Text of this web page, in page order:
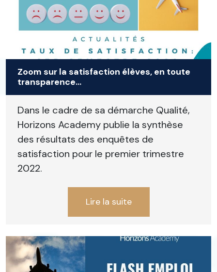
Zoom sur la satisfaction élèves, en toute
transparence...
Dans le cadre de sa démarche Qualité,
Horizons Academy publie la synthèse
des résultats des enquêtes de
satisfaction pour le premier trimestre
2022.
Lire la suite